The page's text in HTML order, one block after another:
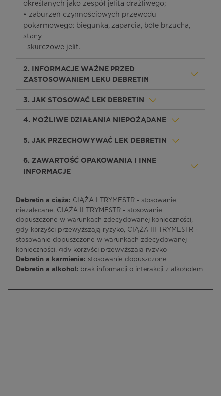
określanych jako zespół jelita drażliwego;
• zaburzeń czynnościowych przewodu
pokarmowego: biegunka, zaparcia, bóle brzucha,
stany
skurczowe jelit.
2. INFORMACJE WAŻNE PRZED
ZASTOSOWANIEM LEKU DEBRETIN
3. JAK STOSOWAĆ LEK DEBRETIN
4. MOŻLIWE DZIAŁANIA NIEPOŻĄDANE
5. JAK PRZECHOWYWAĆ LEK DEBRETIN
6. ZAWARTOŚĆ OPAKOWANIA I INNE
INFORMACJE
Debretin a ciąża: CIĄŻA I TRYMESTR - stosowanie
niezalecane, CIĄŻA II TRYMESTR - stosowanie
dopuszczone w warunkach zdecydowanej konieczności,
gdy korzyści przewyższają ryzyko, CIĄŻA III TRYMESTR -
stosowanie dopuszczone w warunkach zdecydowanej
konieczności, gdy korzyści przewyższają ryzyko
Debretin a karmienie: stosowanie dopuszczone
Debretin a alkohol: brak informacji o interakcji z alkoholem